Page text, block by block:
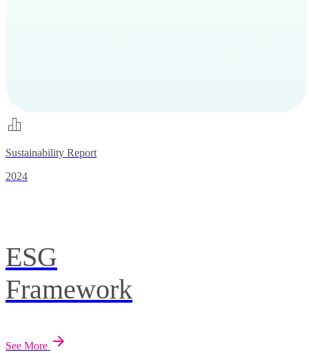
Sustainability Report
2024
ESG
Framework
See More